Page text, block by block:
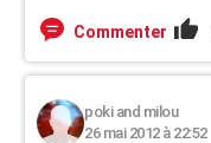
Commenter
poki and milou
26 mai 2012 à 22:52